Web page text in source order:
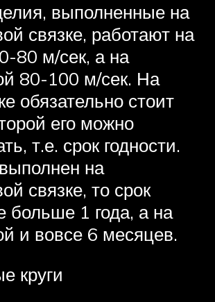
выполненные на
связке, работают на
80 м/сек, а на
80-100 м/сек. На
обязательно стоит
его можно
т.е. срок годности.
на
связке, то срок
больше 1 года, а на
и вовсе 6 месяцев.
круги